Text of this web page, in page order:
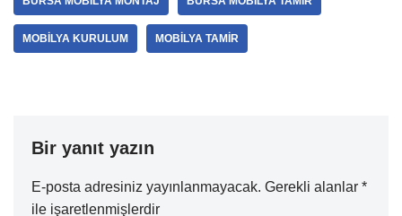
MOBILYA KURULUM MOBILYA TAMIR
Bir yanıt yazın
E-posta adresiniz yayınlanmayacak. Gerekli alanlar *
ile işaretlenmişlerdir